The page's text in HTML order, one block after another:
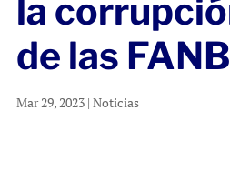
la
de las FANB
Mar 29, 2023| Noticias